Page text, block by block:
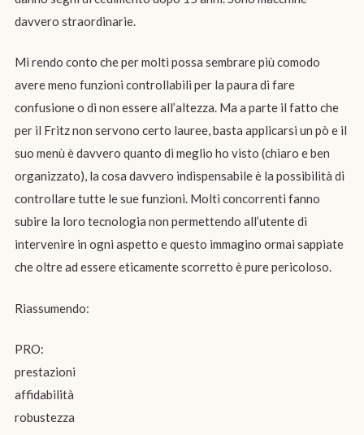
davvero straordinarie.
Mi rendo conto che per molti possa sembrare più comodo
avere meno funzioni controllabili per la paura di fare
confusione o di non essere all’altezza. Ma a parte il fatto che
per il Fritz non servono certo lauree, basta applicarsi un pò e il
suo menù è davvero quanto di meglio ho visto (chiaro e ben
organizzato), la cosa davvero indispensabile è la possibilità di
controllare tutte le sue funzioni. Molti concorrenti fanno
subire la loro tecnologia non permettendo all’utente di
intervenire in ogni aspetto e questo immagino ormai sappiate
che oltre ad essere eticamente scorretto è pure pericoloso.
Riassumendo:
PRO:
prestazioni
affidabilità
robustezza